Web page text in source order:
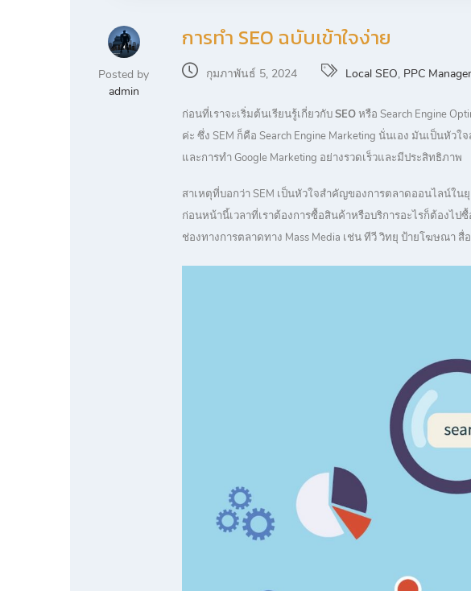
Posted by
admin
การทำ SEO ฉบับเข้าใจง่าย
กุมภาพันธ์ 5, 2024 Local SEO, PPC
ก่อนที่เราจะเริ่มต้นเรียนรู้เกี่ยวกับSEOหรือ Search Engine
ค่ะ ซึ่ง SEM ก็คือ Search Engine Marketing นั่นเอง มันเป็นหั
และการทำ Google Marketing อย่างรวดเร็วและมีประสิทธิภาพ
สาเหตุที่บอกว่า SEM เป็นหัวใจสำคัญของการตลาดออนไลน์
ก่อนหน้านี้เวลาที่เราต้องการซื้อสินค้าหรือบริการอะไรก็ต้องไ
ช่องทางการตลาดทาง Mass Media เช่น ทีวี วิทยุ ป้ายโฆษณา